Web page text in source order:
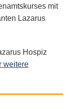
mit
Lazarus
Hospiz
weitere